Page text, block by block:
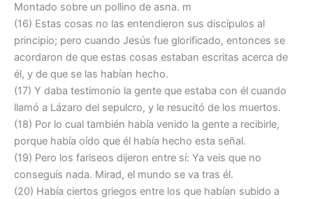
Montado sobre un pollino de asna. m
(16) Estas cosas no las entendieron sus discípulos al
principio; pero cuando Jesús fue glorificado, entonces se
acordaron de que estas cosas estaban escritas acerca de
él, y de que se las habían hecho.
(17) Y daba testimonio la gente que estaba con él cuando
llamó a Lázaro del sepulcro, y le resucitó de los muertos.
(18) Por lo cual también había venido la gente a recibirle,
porque había oído que él había hecho esta señal.
(19) Pero los fariseos dijeron entre sí: Ya veis que no
conseguís nada. Mirad, el mundo se va tras él.
(20) Había ciertos griegos entre los que habían subido a